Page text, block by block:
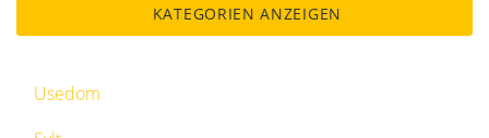
KATEGORIEN ANZEIGEN
Usedom